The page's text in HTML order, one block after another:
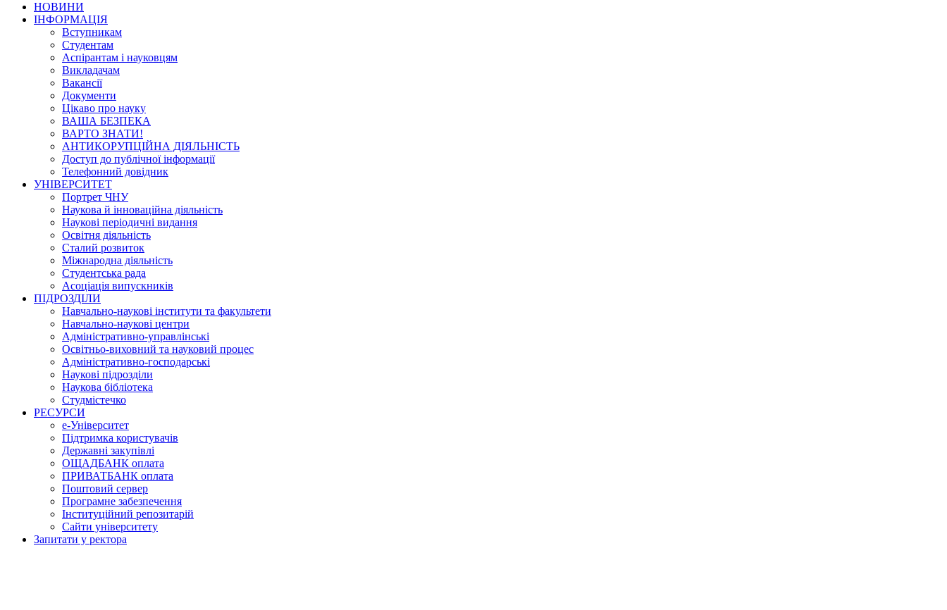
НОВИНИ
ІНФОРМАЦІЯ
Вступникам
Студентам
Аспірантам і науковцям
Викладачам
Вакансії
Документи
Цікаво про науку
ВАША БЕЗПЕКА
ВАРТО ЗНАТИ!
АНТИКОРУПЦІЙНА ДІЯЛЬНІСТЬ
Доступ до публічної інформації
Телефонний довідник
УНІВЕРСИТЕТ
Портрет ЧНУ
Наукова й інноваційна діяльність
Наукові періодичні видання
Освітня діяльність
Сталий розвиток
Міжнародна діяльність
Студентська рада
Асоціація випускників
ПІДРОЗДІЛИ
Навчально-наукові інститути та факультети
Навчально-наукові центри
Адміністративно-управлінські
Освітньо-виховний та науковий процес
Адміністративно-господарські
Наукові підрозділи
Наукова бібліотека
Студмістечко
РЕСУРСИ
е-Університет
Підтримка користувачів
Державні закупівлі
ОЩАДБАНК оплата
ПРИВАТБАНК оплата
Поштовий сервер
Програмне забезпечення
Інституційний репозитарій
Сайти університету
Запитати у ректора